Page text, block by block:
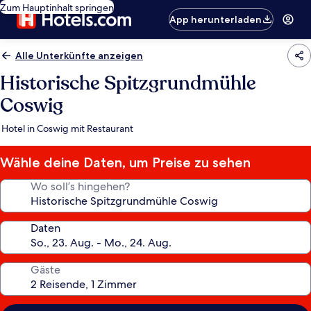
Zum Hauptinhalt springen
App herunterladen
Alle Unterkünfte anzeigen
Historische Spitzgrundmühle
Coswig
Hotel in Coswig mit Restaurant
Wähle deine Daten, um Preise zu sehen
Wo soll’s hingehen?
Daten
Gäste